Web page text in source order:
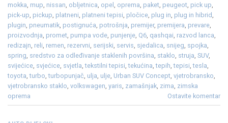
mokka mup nissan obljetnica opel oprema paket peugeot pick up
pick-up pickup platneni platneni tepisi pločice plug in plug in hibrid
plugin pneumatik postignuća potrošnja premijer, premijera prevare
proizvodnja promet pumpa vode punjenje Q6 qashqai razvod lanca
redizajn reli remen rezervni serijski servis sjedalica snijeg spojka
spring sredstvo za odleđivanje staklenih površina staklo struja SUV,
svijećice svjećice svjetla ,tekstilni tepisi ,tekućina ,tepih ,tepisi ,tesla
toyota ,turbo ,turbopunjač ulja ulje Urban SUV Concept vjetrobransko
vjetrobransko staklo volkswagen yaris zamašnjak zima zimska
oprema
Ostavite komentar